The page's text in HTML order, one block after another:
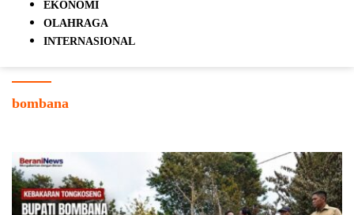
EKONOMI
OLAHRAGA
INTERNASIONAL
bombana